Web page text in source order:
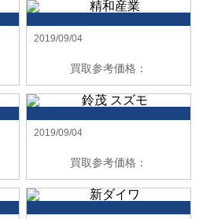
2019/09/04
買取参考価格：
2019/09/04
買取参考価格：